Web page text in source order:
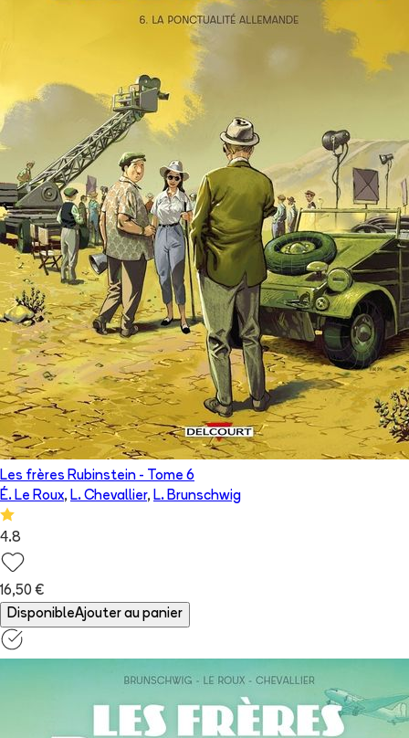
Les frères Rubinstein - Tome 6
É. Le Roux, L. Chevallier, L. Brunschwig
4.8
16,50 €
DisponibleAjouter au panier